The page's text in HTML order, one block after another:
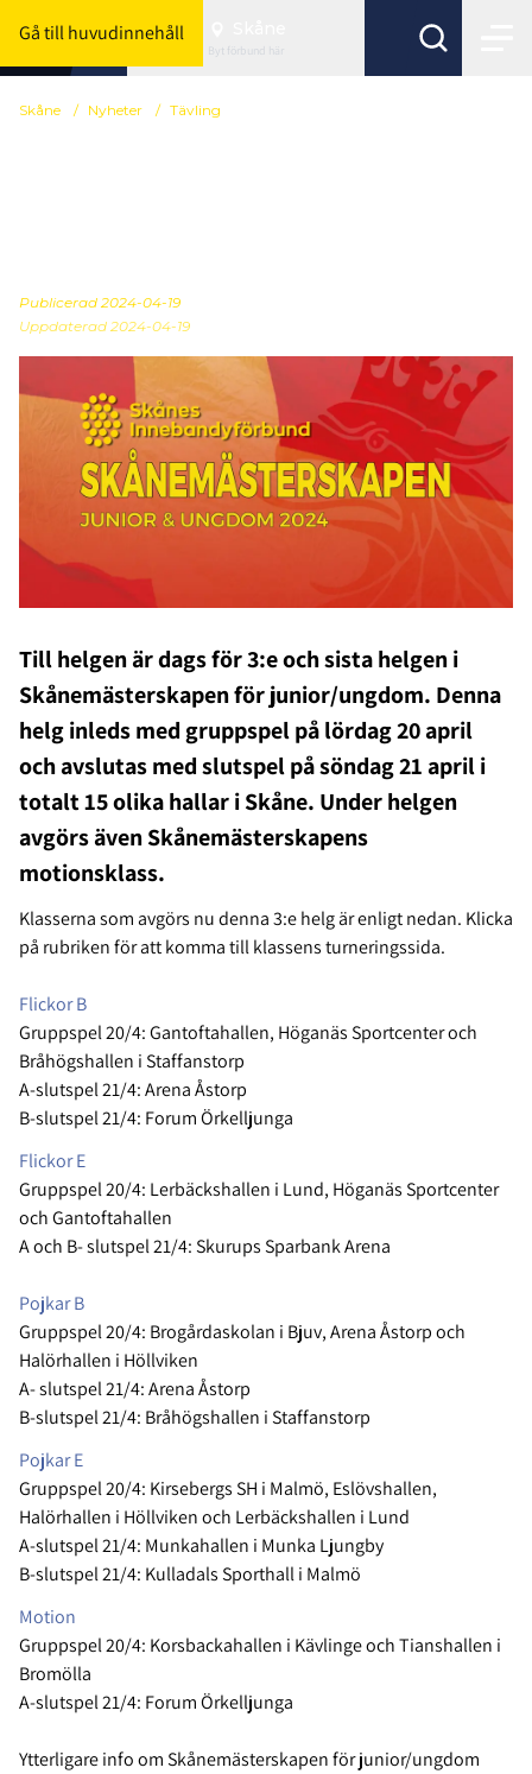
Gå till huvudinnehåll
Byt förbund här
Skåne / Nyheter / Tävling
Publicerad 2024-04-19
Uppdaterad 2024-04-19
Till helgen är dags för 3:e och sista helgen i
Skånemästerskapen för junior/ungdom. Denna
helg inleds med gruppspel på lördag 20 april
och avslutas med slutspel på söndag 21 april i
totalt 15 olika hallar i Skåne. Under helgen
avgörs även Skånemästerskapens
motionsklass.
Klasserna som avgörs nu denna 3:e helg är enligt nedan. Klicka
på rubriken för att komma till klassens turneringssida.
Flickor B
Gruppspel 20/4: Gantoftahallen, Höganäs Sportcenter och
Bråhögshallen i Staffanstorp
A-slutspel 21/4: Arena Åstorp
B-slutspel 21/4: Forum Örkelljunga
Flickor E
Gruppspel 20/4: Lerbäckshallen i Lund, Höganäs Sportcenter
och Gantoftahallen
A och B- slutspel 21/4: Skurups Sparbank Arena
Pojkar B
Gruppspel 20/4: Brogårdaskolan i Bjuv, Arena Åstorp och
Halörhallen i Höllviken
A- slutspel 21/4: Arena Åstorp
B-slutspel 21/4: Bråhögshallen i Staffanstorp
Pojkar E
Gruppspel 20/4: Kirsebergs SH i Malmö, Eslövshallen,
Halörhallen i Höllviken och Lerbäckshallen i Lund
A-slutspel 21/4: Munkahallen i Munka Ljungby
B-slutspel 21/4: Kulladals Sporthall i Malmö
Motion
Gruppspel 20/4: Korsbackahallen i Kävlinge och Tianshallen i
Bromölla
A-slutspel 21/4: Forum Örkelljunga
Ytterligare info om Skånemästerskapen för junior/ungdom